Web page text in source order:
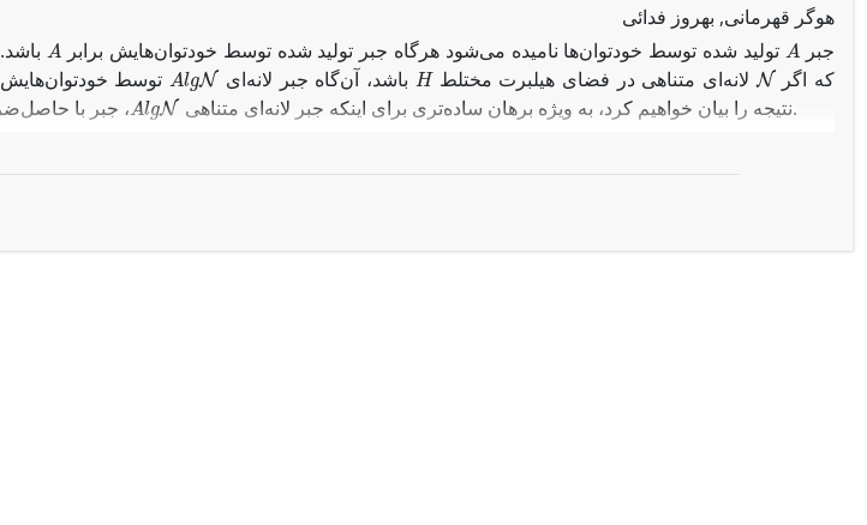
هوگر قهرمانی, بهروز فدائی
جبر A تولید شده توسط خودتوان‌ها نامیده می‌شود هرگاه جبر تولید شده توسط خودتوان‌هایش برابر A
که اگرNلانه‌ای متناهی در فضای هیلبرت مختلطH باشد، آن‌گاه جبر لانه‌ای AlgN
توسط
نتیجه را بیان خواهیم کرد، به ویژه برهان ساده‌تری برای اینکه جبر لانه‌ای متناهی
AlgN
، جبر با حاصل‌ضرب صفر معیّن شده است، ارائه می‌دهیم.